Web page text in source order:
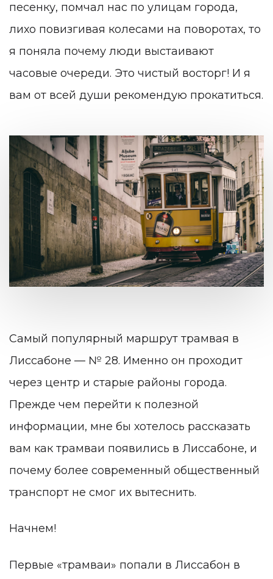
песенку, помчал нас по улицам города,
лихо повизгивая колесами на поворотах, то
я поняла почему люди выстаивают
часовые очереди. Это чистый восторг! И я
вам от всей души рекомендую прокатиться.
Самый популярный маршрут трамвая в
Лиссабоне — № 28. Именно он проходит
через центр и старые районы города.
Прежде чем перейти к полезной
информации, мне бы хотелось рассказать
вам как трамваи появились в Лиссабоне, и
почему более современный общественный
транспорт не смог их вытеснить.
Начнем!
Первые «трамваи» попали в Лиссабон в